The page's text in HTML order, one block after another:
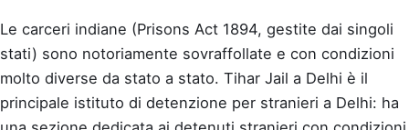
Le carceri indiane (Prisons Act 1894, gestite dai singoli
stati) sono notoriamente sovraffollate e con condizioni
molto diverse da stato a stato. Tihar Jail a Delhi è il
principale istituto di detenzione per stranieri a Delhi: ha